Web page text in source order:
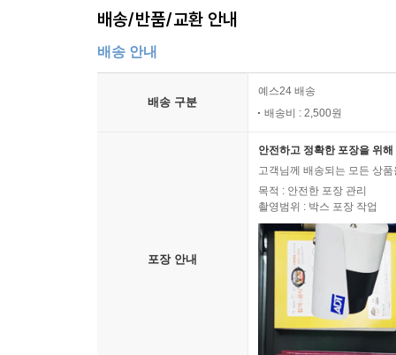
배송/반품/교환 안내
배송 안내
배송 구분
예스24 배송
배송비 : 2,500원
포장 안내
안전하고 정확한 포장을 위
고객님께 배송되는 모든 상
목적 : 안전한 포장 관리
촬영범위 : 박스 포장 작업